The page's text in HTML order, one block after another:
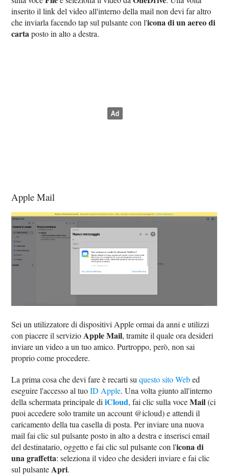
inserito il link del video all'interno della mail non devi far altro
che inviarla facendo tap sul pulsante con l'icona di un aereo di
cartaposto in alto a destra.
Apple Mail
Sei un utilizzatore di dispositivi Apple ormai da anni e utilizzi
con piacere il servizioApple Mail, tramite il quale ora desideri
inviare un video a un tuo amico. Purtroppo, però, non sai
proprio come procedere.
La prima cosa che devi fare è recarti suquesto sito Webed
eseguire l'accesso al tuoID Apple. Una volta giunto all'interno
della schermata principale diiCloud, fai clic sulla voceMail(ci
puoi accedere solo tramite un account @icloud) e attendi il
caricamento della tua casella di posta. Per inviare una nuova
mail fai clic sul pulsante posto in alto a destra e inserisci email
del destinatario, oggetto e fai clic sul pulsante con l'icona di
una graffetta: seleziona il video che desideri inviare e fai clic
sul pulsanteApri.